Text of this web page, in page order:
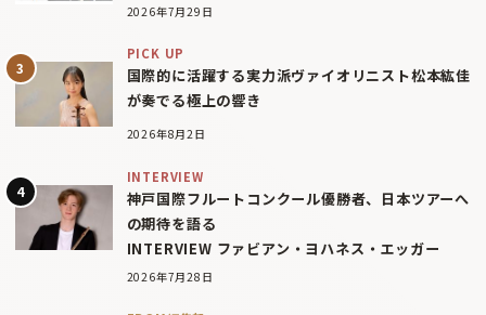
2026年7月29日
PICK UP
国際的に活躍する実力派ヴァイオリニスト松本紘佳
が奏でる極上の響き
2026年8月2日
INTERVIEW
神戸国際フルートコンクール優勝者、日本ツアーへ
の期待を語る
INTERVIEW ファビアン・ヨハネス・エッガー
2026年7月28日